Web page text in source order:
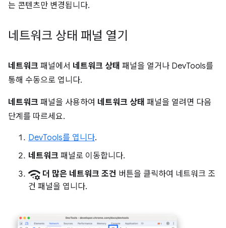
는 콘텐츠만 변경됩니다.
네트워크 상태 패널 열기
네트워크 패널에서 네트워크 상태 패널을 열거나 DevTools를
통해 수동으로 엽니다.
네트워크 패널을 사용하여 네트워크 상태 패널을 열려면 다음
단계를 따르세요.
DevTools를 엽니다.
네트워크 패널로 이동합니다.
network_manage 더 많은 네트워크 조건 버튼을 클릭하여 네트워크 조
건 패널을 엽니다.